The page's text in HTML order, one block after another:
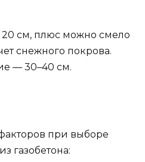
см, плюс можно смело
снежного покрова.
— 30–40 см.
при выборе
газобетона: